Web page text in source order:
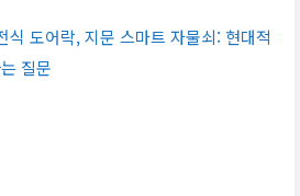
도어락, 지문 스마트 자물쇠: 현대적
질문